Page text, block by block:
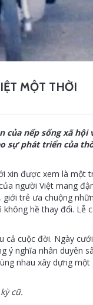
MỘT THỜI
nếp sống xã hội
sự phát triển của
xin được xem là một
người Việt mang
trẻ ưa chuộng
hề thay đổi. Lễ
cuộc đời. Ngày
ý nghĩa nhân duyên
nhau xây dựng
cũ.